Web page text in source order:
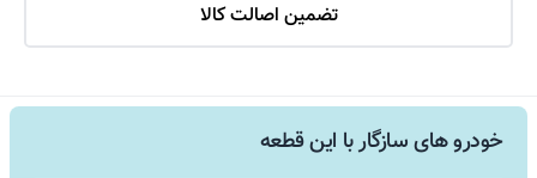
تضمین اصالت کالا
خودرو های سازگار با این قطعه